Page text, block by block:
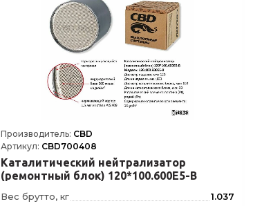
Производитель: CBD
Артикул: CBD700408
Каталитический нейтрализатор
(ремонтный блок) 120*100.600Е5-B
Вес брутто, кг
1.037